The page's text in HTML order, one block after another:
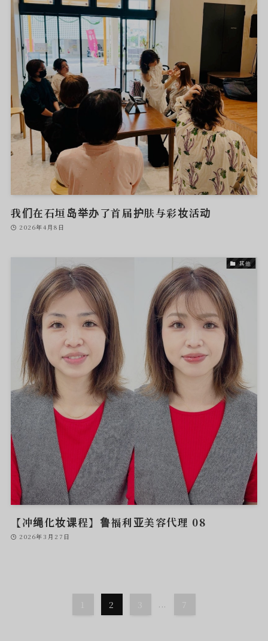
我们在石垣岛举办了首届护肤与彩妆活动
2026年4月8日
其他
【冲绳化妆课程】鲁福利亚美容代理 08
2026年3月27日
1 2 3 ...